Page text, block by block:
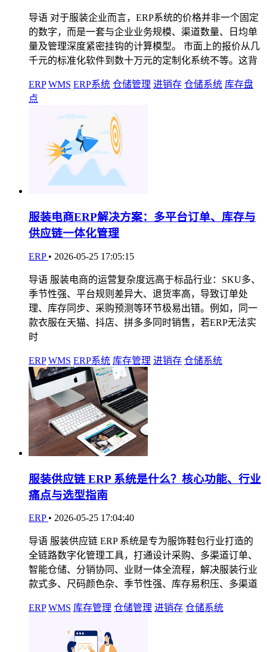
导语 对于服装企业而言，ERP系统的价格并非一个固定
的数字，而是一套与企业业务规模、渠道数量、日均单
量及管理深度紧密挂钩的计算模型。 市面上的报价从几
千元的标准化软件到数十万元的定制化系统不等。这背
ERP WMS ERP系统 仓储管理 进销存 仓储系统 库存盘
点
服装电商ERP解决方案：多平台订单、库存与
供应链一体化管理
ERP • 2026-05-25 17:05:15
导语 服装电商的运营复杂度远高于标品行业：SKU多、
季节性强、平台规则差异大、退货率高，导致订单处
理、库存同步、采购预测等环节极易出错。例如，同一
款衣服在天猫、抖店、拼多多同时销售，若ERP无法实
时
ERP WMS ERP系统 库存管理 进销存 仓储系统
服装供应链 ERP 系统是什么？核心功能、行业
痛点与选型指南
ERP • 2026-05-25 17:04:40
导语 服装供应链 ERP 系统是专为服饰鞋包行业打造的
全链路数字化管理工具，打通设计采购、多渠道订单、
智能仓储、分销协同、业财一体全流程，解决服装行业
款式多、尺码颜色杂、季节性强、库存易积压、多渠道
ERP WMS 库存管理 仓储管理 进销存 仓储系统